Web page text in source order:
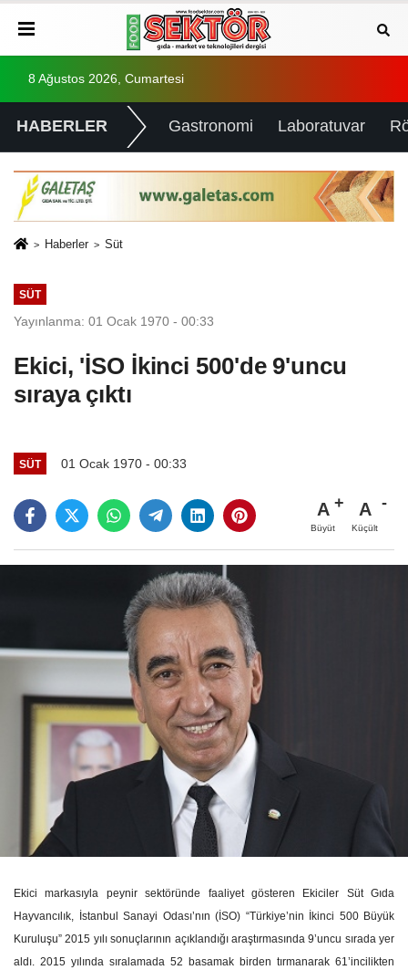
8 Ağustos 2026, Cumartesi
HABERLER Gastronomi Laboratuvar
Haberler Süt
SÜT
Yayınlanma: 01 Ocak 1970 - 00:33
Ekici, 'İSO İkinci 500'de 9'uncu
sıraya çıktı
SÜT 01 Ocak 1970 - 00:33
A
Büyüt
A
Küçült
Ekici markasıyla peynir sektöründe faaliyet gösteren Ekiciler Süt Gıda
Hayvancılık, İstanbul Sanayi Odası’nın (İSO) “Türkiye’nin İkinci 500 Büyük
Kuruluşu” 2015 yılı sonuçlarının açıklandığı araştırmasında 9’uncu sırada yer
aldı. 2015 yılında sıralamada 52 basamak birden tırmanarak 61’incilikten